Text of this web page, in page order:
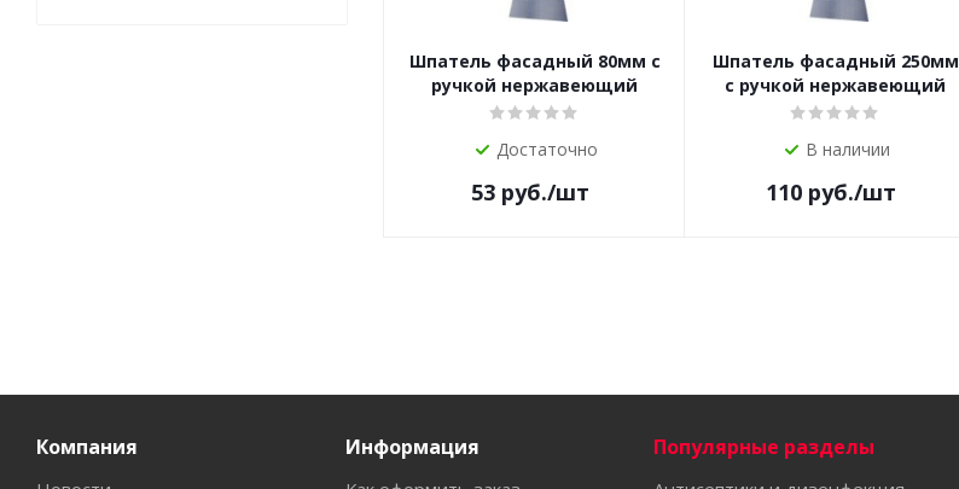
Шпатель фасадный 80мм с
ручкой нержавеющий
Достаточно
53 руб./шт
Шпатель фасадный 250мм
с ручкой нержавеющий
В наличии
110 руб./шт
Компания Информация Популярные разделы